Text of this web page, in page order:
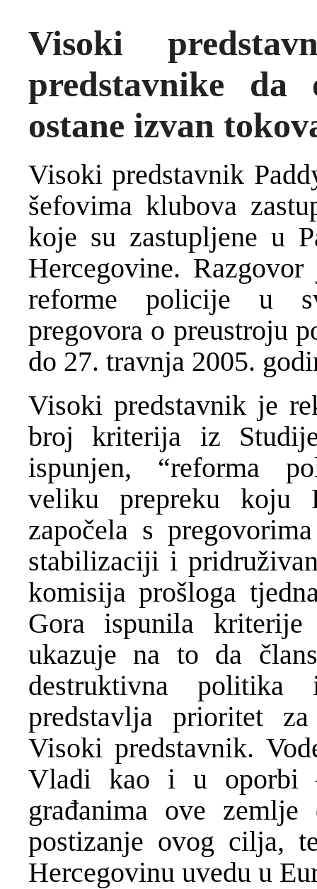
Visoki
predstavnike
ostane izvan
Visoki predstavnik
šefovima klubova
koje su zastupljene u
Hercegovine.
reforme policije u
pregovora o preustroju
do 27. travnja 2005.
Visoki predstavnik je
broj kriterija iz
ispunjen, “reforma
veliku prepreku
započela s
stabilizaciji i
komisija prošloga
Gora ispunila
ukazuje na to da
destruktivna
predstavlja prioritet
Visoki predstavnik.
Vladi kao i u oporbi
građanima ove
postizanje ovog cilja,
Hercegovinu uvedu u